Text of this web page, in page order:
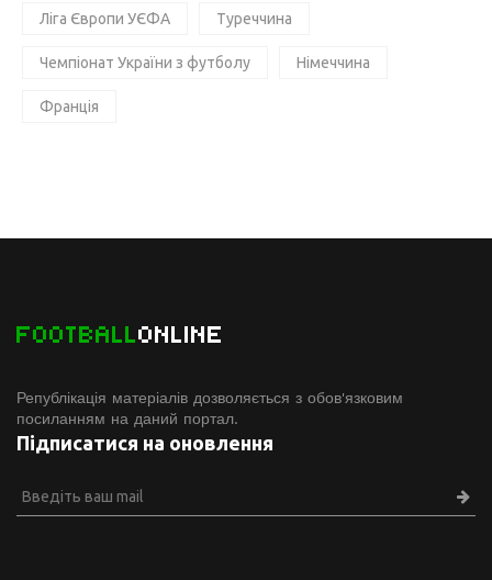
Ліга Європи УЄФА Туреччина
Чемпіонат України з футболу Німеччина
Франція
FOOTBALLONLINE
Републікація матеріалів дозволяється з обов'язковим
посиланням на даний портал.
Підписатися на оновлення